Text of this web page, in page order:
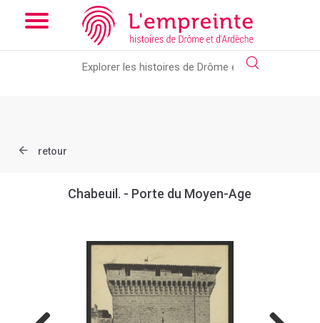
Array ( [slug] => document [ref] => B263626101_CP283 )
the new slick-theme.css if you want the default styling
retour
Chabeuil. - Porte du Moyen-Age